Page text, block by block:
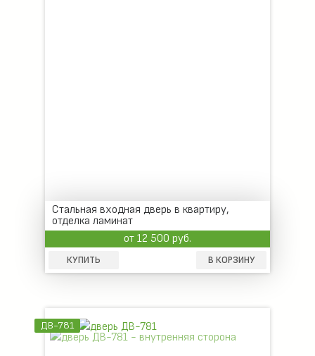
Стальная входная дверь в квартиру,
отделка ламинат
от 12 500 руб.
КУПИТЬ В КОРЗИНУ
ДВ-781